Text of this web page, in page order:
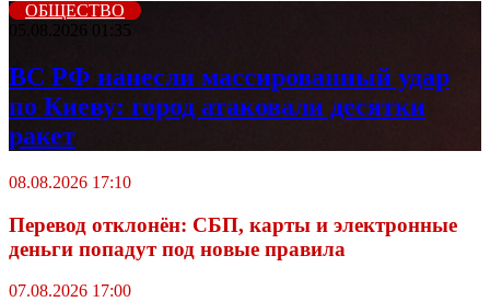
ОБЩЕСТВО
05.08.2026 01:35
ВС РФ нанесли массированный удар
по Киеву: город атаковали десятки
ракет
08.08.2026 17:10
Перевод отклонён: СБП, карты и электронные
деньги попадут под новые правила
07.08.2026 17:00